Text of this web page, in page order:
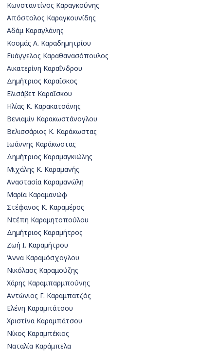
Κωνσταντίνος Καραγκούνης
Απόστολος Καραγκουνίδης
Αδάμ Καραγλάνης
Κοσμάς Α. Καραδημητρίου
Ευάγγελος Καραθανασόπουλος
Αικατερίνη Καραΐνδρου
Δημήτριος Καραΐσκος
Ελισάβετ Καραΐσκου
Ηλίας Κ. Καρακατσάνης
Βενιαμίν Καρακωστάνογλου
Βελισσάριος Κ. Καράκωστας
Ιωάννης Καράκωστας
Δημήτριος Καραμαγκιώλης
Μιχάλης Κ. Καραμανής
Αναστασία Καραμανώλη
Μαρία Καραμανώφ
Στέφανος Κ. Καραμέρος
Ντέπη Καραμητοπούλου
Δημήτριος Καραμήτρος
Ζωή Ι. Καραμήτρου
Άννα Καραμόσχογλου
Νικόλαος Καραμούζης
Χάρης Καραμπαρμπούνης
Αντώνιος Γ. Καραμπατζός
Ελένη Καραμπάτσου
Χριστίνα Καραμπάτσου
Νίκος Καραμπέκιος
Ναταλία Καράμπελα